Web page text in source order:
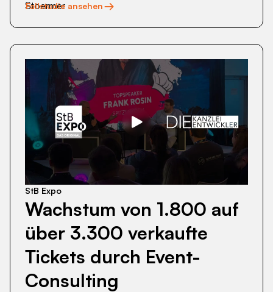
Fallstudie ansehen
Wachstum
von
1.800
über
3.300
verkaufte
Tickets
Event-
StB Expo
Wachstum von 1.800 auf
über 3.300 verkaufte
Tickets durch Event-
Consulting